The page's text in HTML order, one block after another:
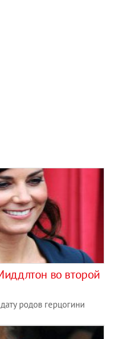
во второй
родов герцогини